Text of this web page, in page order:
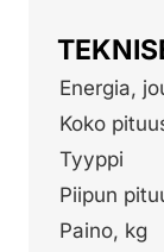
Energia,
Koko
Tyyppi
Piipun
Paino, kg